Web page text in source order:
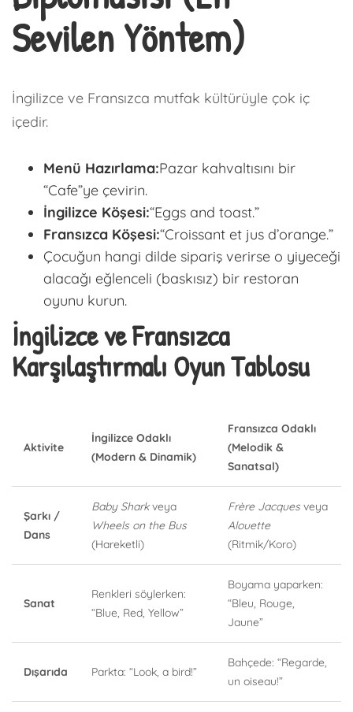
Sevilen Yöntem)
İngilizce ve Fransızca mutfak kültürüyle çok iç
içedir.
Menü Hazırlama:Pazar kahvaltısını bir
“Cafe”ye çevirin.
İngilizce Köşesi:“Eggs and toast.”
Fransızca Köşesi:“Croissant et jus d’orange.”
Çocuğun hangi dilde sipariş verirse o yiyeceği
alacağı eğlenceli (baskısız) bir restoran
oyunu kurun.
İngilizce ve Fransızca
Karşılaştırmalı Oyun Tablosu
Aktivite
İngilizce Odaklı
(Modern & Dinamik)
Fransızca Odaklı
(Melodik &
Sanatsal)
Şarkı /
Dans
Baby Sharkveya
Wheels on the Bus
(Hareketli)
Frère Jacques veya
Alouette
(Ritmik/Koro)
Sanat
Renkleri söylerken:
“Blue, Red, Yellow”
Boyama yaparken:
“Bleu, Rouge,
Jaune”
Dışarıda Parkta: “Look, a bird!”
Bahçede: “Regarde,
un oiseau!”